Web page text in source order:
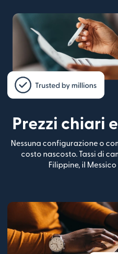
Prezzi chiari
Nessuna configurazione o
costo nascosto. Tassi di
Filippine, il